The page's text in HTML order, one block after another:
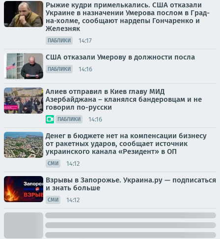
Рыжие кудри примелькались. США отказали
Украине в назначении Умерова послом в Град-
на-холме, сообщают нардепы Гончаренко и
Железняк
ПАБЛИКИ 14:17
США отказали Умерову в должности посла
ПАБЛИКИ 14:16
Алиев отправил в Киев главу МИД
Азербайджана – кланялся бандеровцам и не
говорил по-русски
ПАБЛИКИ 14:16
Денег в бюджете нет на компенсации бизнесу
от ракетных ударов, сообщает источник
украинского канала «Резидент» в ОП
СМИ 14:12
Взрывы в Запорожье. Украина.ру — подписаться
и знать больше
СМИ 14:12